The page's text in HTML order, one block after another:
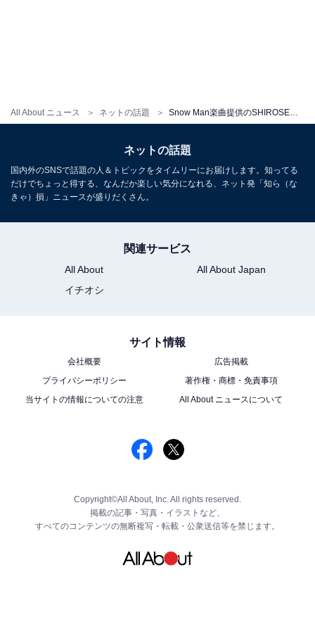
All About ニュース ネットの話題
ネットの話題
国内外のSNSで話題の人＆トピックをタイムリーにお届けします。知ってる
だけでちょっと得する、なんだか楽しい気分になれる、ネット発「知ら（な
きゃ）損」ニュースが盛りだくさん。
関連サービス
All About
All About Japan
イチオシ
サイト情報
会社概要
広告掲載
プライバシーポリシー
著作権・商標・免責事項
当サイトの情報についての注意
All About ニュースについて
Copyright©All About, Inc. All rights reserved.
掲載の記事・写真・イラストなど、
すべてのコンテンツの無断複写・転載・公衆送信等を禁じます。